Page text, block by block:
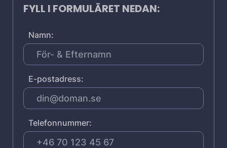
FYLL I FORMULÄRET NEDAN:
Namn:
E-postadress:
Telefonnummer: